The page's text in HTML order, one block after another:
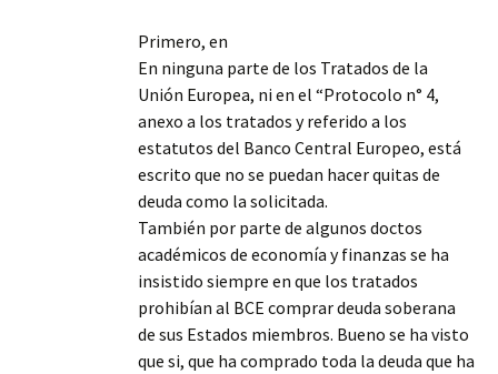
Primero, en
En ninguna parte de los Tratados de la
Unión Europea, ni en el “Protocolo n° 4,
anexo a los tratados y referido a los
estatutos del Banco Central Europeo, está
escrito que no se puedan hacer quitas de
deuda como la solicitada.
También por parte de algunos doctos
académicos de economía y finanzas se ha
insistido siempre en que los tratados
prohibían al BCE comprar deuda soberana
de sus Estados miembros. Bueno se ha visto
que si, que ha comprado toda la deuda que ha